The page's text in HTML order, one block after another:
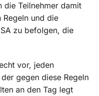
die Teilnehmer damit
und die
zu befolgen, die
vor, jeden
gegen diese Regeln
an den Tag legt